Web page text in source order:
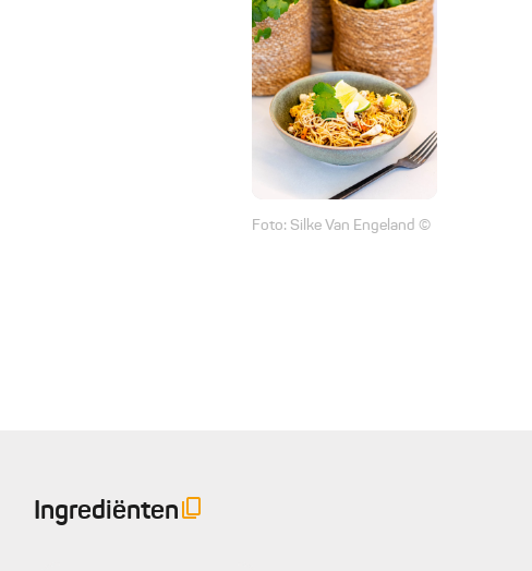
Foto: Silke Van Engeland ©
Ingrediënten